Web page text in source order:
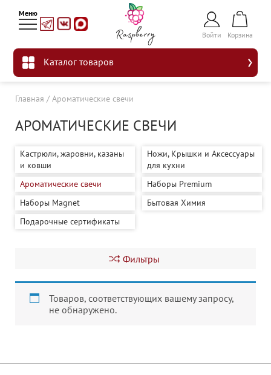
Войти Корзина
Каталог товаров
Главная / Ароматические свечи
АРОМАТИЧЕСКИЕ СВЕЧИ
Кастрюли, жаровни, казаны
и ковши
Ножи, Крышки и Аксессуары
для кухни
Ароматические свечи
Наборы Premium
Наборы Magnet
Бытовая Химия
Подарочные сертификаты
Фильтры
Товаров, соответствующих вашему запросу,
не обнаружено.